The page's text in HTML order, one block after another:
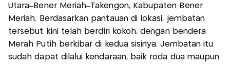
Utara–Bener Meriah–Takengon, Kabupaten Bener
Meriah. Berdasarkan pantauan di lokasi, jembatan
tersebut kini telah berdiri kokoh, dengan bendera
Merah Putih berkibar di kedua sisinya. Jembatan itu
sudah dapat dilalui kendaraan, baik roda dua maupun